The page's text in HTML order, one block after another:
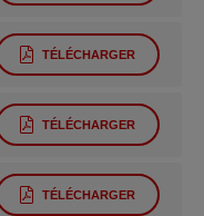
TÉLÉCHARGER
TÉLÉCHARGER
TÉLÉCHARGER